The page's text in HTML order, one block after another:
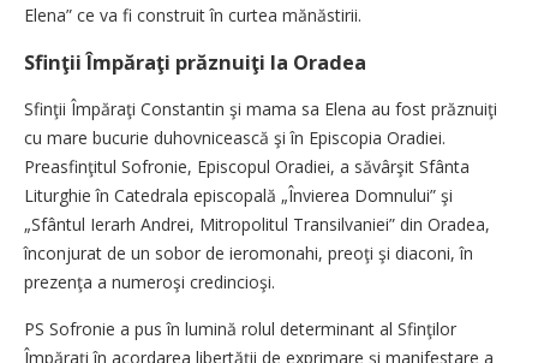
Elena” ce va fi construit în curtea mănăstirii.
Sfinţii Împăraţi prăznuiţi la Oradea
Sfinţii Împăraţi Constantin şi mama sa Elena au fost prăznuiţi
cu mare bucurie duhovnicească şi în Episcopia Oradiei.
Preasfinţitul Sofronie, Episcopul Oradiei, a săvârşit Sfânta
Liturghie în Catedrala episcopală „Învierea Domnului” şi
„Sfântul Ierarh Andrei, Mitropolitul Transilvaniei” din Oradea,
înconjurat de un sobor de ieromonahi, preoţi şi diaconi, în
prezenţa a numeroşi credincioşi.
PS Sofronie a pus în lumină rolul determinant al Sfinţilor
Împăraţi în acordarea libertăţii de exprimare şi manifestare a